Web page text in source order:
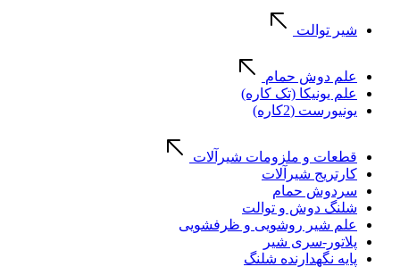
شیر توالت
علم دوش حمام
علم یونیکا (تک کاره)
یونیورست (2کاره)
قطعات و ملزومات شیرآلات
کارتریج شیرآلات
سردوش حمام
شلنگ دوش و توالت
علم شیر روشویی و ظرفشویی
پلاتور-سری شیر
پایه نگهدارنده شلنگ